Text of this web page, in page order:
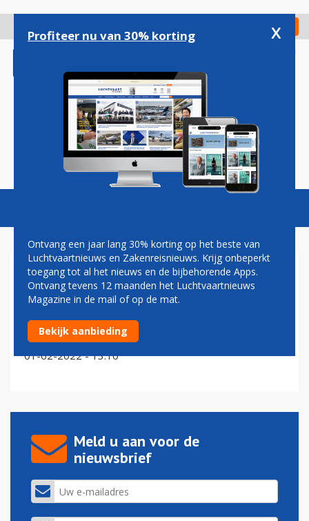
gaan
Check in
Magazine Podcasts Vacatures
LEGE VLUCHTEN
'Lege vluchten om slots te behouden in Nederland niet
aan de orde'
01-02-2022 - 13:10
Meld u aan voor de
nieuwsbrief
Profiteer nu van 30% korting x
Ontvang een jaar lang 30% korting op het beste van
Luchtvaartnieuws en Zakenreisnieuws. Krijg onbeperkt
toegang tot al het nieuws en de bijbehorende Apps.
Ontvang tevens 12 maanden het Luchtvaartnieuws
Magazine in de mail of op de mat.
Bekijk aanbieding